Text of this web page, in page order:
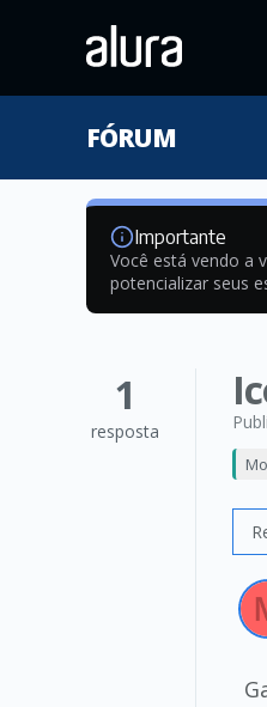
FÓRUM
Importante
Você está vendo a
potencializar seus
1
resposta